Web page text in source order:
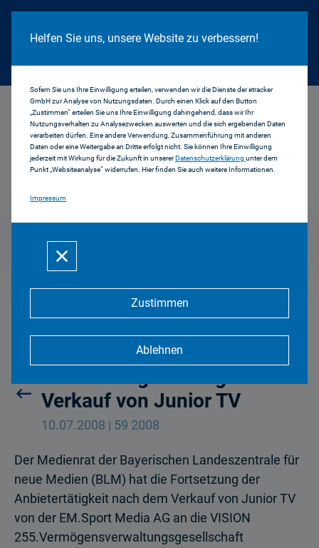
Cookie Hinweis
Helfen Sie uns, unsere Website zu verbessern!
Sofern Sie uns Ihre Einwilligung erteilen, verwenden wir die Dienste der etracker
GmbH zur Analyse von Nutzungsdaten. Durch einen Klick auf den Button
„Zustimmen“ erteilen Sie uns Ihre Einwilligung dahingehend, dass wir Ihr
Nutzungsverhalten zu Analysezwecken auswerten und die sich ergebenden Daten
verarbeiten dürfen. Eine andere Verwendung, Zusammenführung mit anderen
Daten oder eine Weitergabe an Dritte erfolgt nicht. Sie können Ihre Einwilligung
jederzeit mit Wirkung für die Zukunft in unsererDatenschutzerklärung unter dem
Punkt „Websiteanalyse“ widerrufen. Hier finden Sie auch weitere Informationen.
Impressum
Zustimmen
Ablehnen
2008
Pressemitteilungen
Verkauf von Junior TV
10.07.2008 | 59 2008
Der Medienrat der Bayerischen Landeszentrale für
neue Medien (BLM) hat die Fortsetzung der
Anbietertätigkeit nach dem Verkauf von Junior TV
von der EM.Sport Media AG an die VISION
255.Vermögensverwaltungsgesellschaft